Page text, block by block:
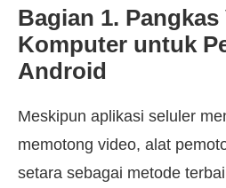
Bagian 1.
Komputer untuk
Android
Meskipun aplikasi seluler
memotong video, alat
setara sebagai metode